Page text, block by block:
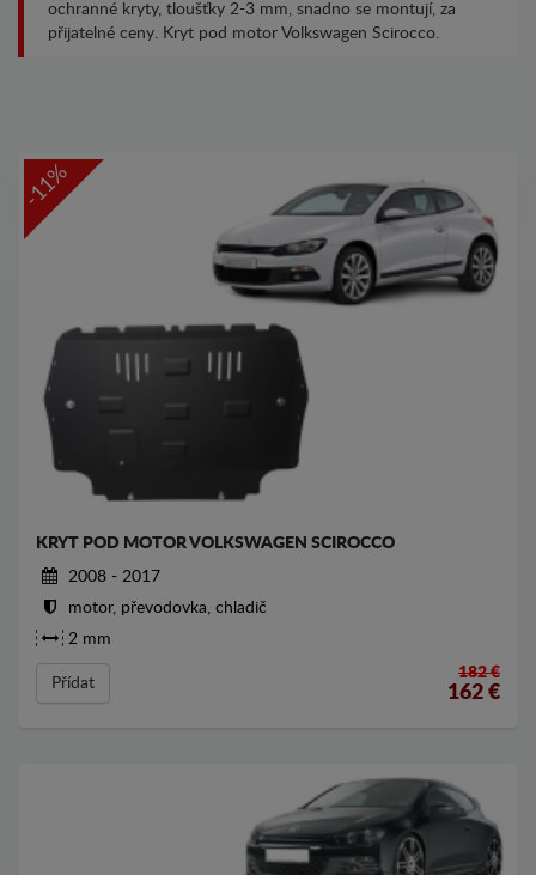
ochranné kryty, tloušťky 2-3 mm, snadno se montují, za
přijatelné ceny. Kryt pod motor Volkswagen Scirocco.
-11%
KRYT POD MOTOR VOLKSWAGEN SCIROCCO
2008 - 2017
motor, převodovka, chladič
2 mm
Přídat
182 €
162 €